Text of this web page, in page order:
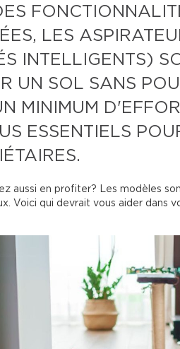
LES
INTELLIGENTS)
UN SOL SANS
MINIMUM
ESSENTIELS
aussi en profiter? Les modèles
Voici qui devrait vous aider dans